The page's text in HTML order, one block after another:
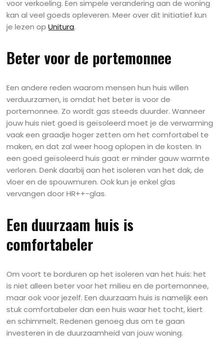
voor verkoeling. Een simpele verandering aan de woning
kan al veel goeds opleveren. Meer over dit initiatief kun
je lezen opUnitura.
Beter voor de portemonnee
Een andere reden waarom mensen hun huis willen
verduurzamen, is omdat het beter is voor de
portemonnee. Zo wordt gas steeds duurder. Wanneer
jouw huis niet goed is geïsoleerd moet je de verwarming
vaak een graadje hoger zetten om het comfortabel te
maken, en dat zal weer hoog oplopen in de kosten. In
een goed geïsoleerd huis gaat er minder gauw warmte
verloren. Denk daarbij aan het isoleren van het dak, de
vloer en de spouwmuren. Ook kun je enkel glas
vervangen door HR++-glas.
Een duurzaam huis is
comfortabeler
Om voort te borduren op het isoleren van het huis: het
is niet alleen beter voor het milieu en de portemonnee,
maar ook voor jezelf. Een duurzaam huis is namelijk een
stuk comfortabeler dan een huis waar het tocht, kiert
en schimmelt. Redenen genoeg dus om te gaan
investeren in de duurzaamheid van jouw woning.